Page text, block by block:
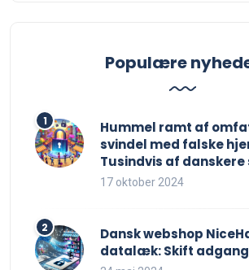
Populære
Hummel ramt af
svindel med falske
Tusindvis af
17 oktober 2024
Dansk webshop
datalæk: Skift